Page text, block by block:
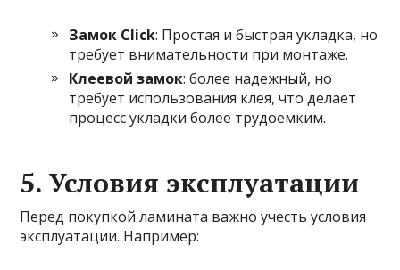
Замок Click: Простая и быстрая укладка, но
требует внимательности при монтаже.
Клеевой замок: более надежный, но
требует использования клея, что делает
процесс укладки более трудоемким.
5. Условия эксплуатации
Перед покупкой ламината важно учесть условия
эксплуатации. Например: